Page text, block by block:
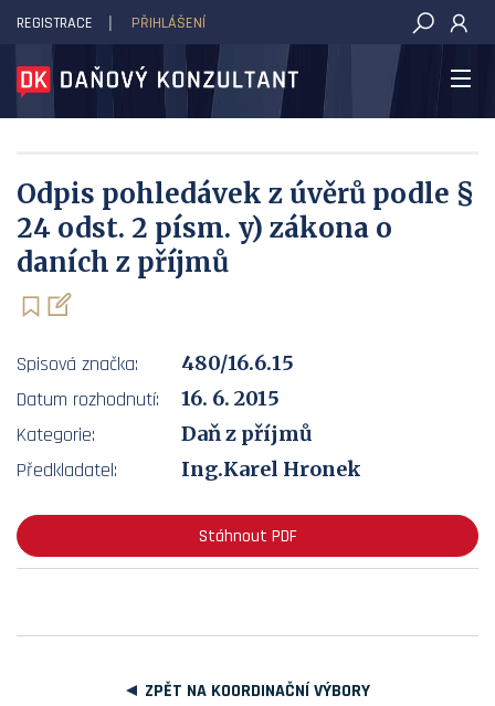
DAŇOVÝ KONZULTANT
REGISTRACE PŘIHLÁŠENÍ
Odpis pohledávek z úvěrů podle §
24 odst. 2 písm. y) zákona o
daních z příjmů
Spisová značka:
480/16.6.15
Datum rozhodnutí:
16. 6. 2015
Kategorie:
Daň z příjmů
Předkladatel:
Ing.Karel Hronek
Stáhnout PDF
ZPĚT NA KOORDINAČNÍ VÝBORY